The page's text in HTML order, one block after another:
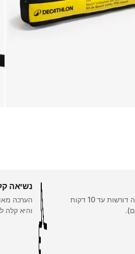
הרכבת הערכה או פירוקה דורשות עד 10 דקות
נשיאה
הערכה
והיא קלה